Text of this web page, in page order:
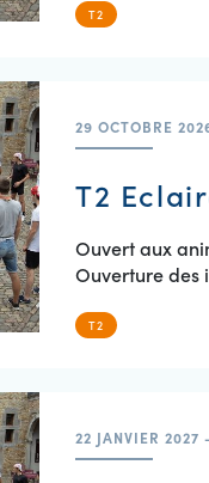
T2
29 OCTOBRE
T2
Ouvert aux
Ouverture des
T2
22 JANVIER 2027